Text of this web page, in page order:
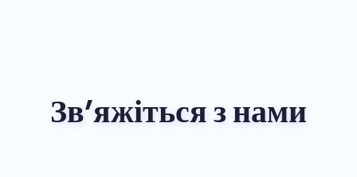
Зв’яжіться з нами